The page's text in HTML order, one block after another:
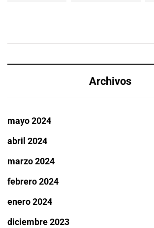
Archivos
mayo 2024
abril 2024
marzo 2024
febrero 2024
enero 2024
diciembre 2023